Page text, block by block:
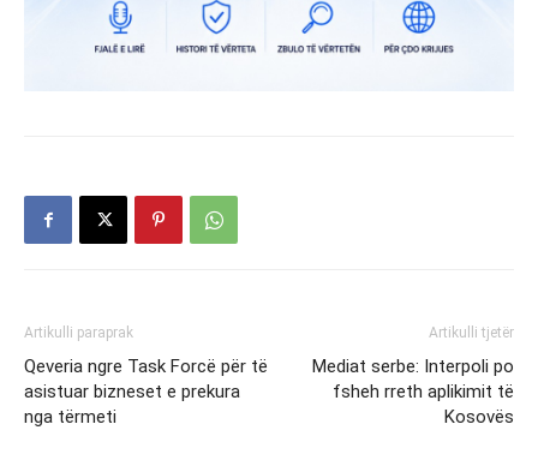
Artikulli paraprak
Qeveria ngre Task Forcë për të
asistuar bizneset e prekura
nga tërmeti
Artikulli tjetër
Mediat serbe: Interpoli po
fsheh rreth aplikimit të
Kosovës